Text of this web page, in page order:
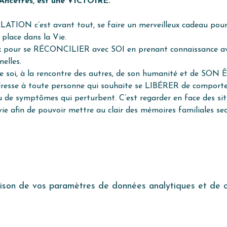
c’est avant tout, se faire un merveilleux cadeau
dans la Vie.
pour se RÉCONCILIER avec SOI en prenant connaissance
soi, à la rencontre des autres, de son humanité et de SON
à toute personne qui souhaite se LIBÉRER de
symptômes qui perturbent. C’est regarder en face des
afin de pouvoir mettre au clair des mémoires familiales
de vos paramètres de données analytiques et de